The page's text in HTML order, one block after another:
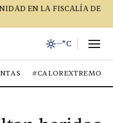
EN LA FISCALÍA DE
--°C
#CALOREXTREMO